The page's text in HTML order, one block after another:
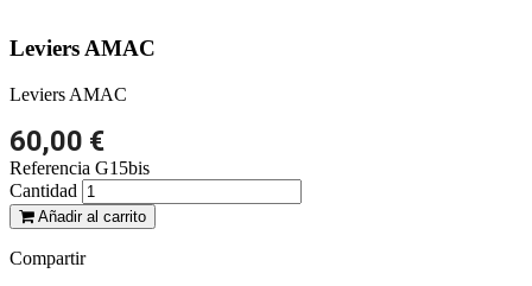
Leviers AMAC
Leviers AMAC
60,00 €
Referencia G15bis
Cantidad
Añadir al carrito
Compartir